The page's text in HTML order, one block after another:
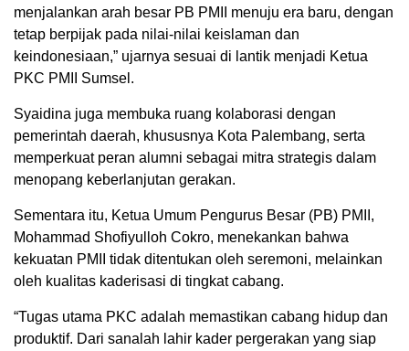
menjalankan arah besar PB PMII menuju era baru, dengan
tetap berpijak pada nilai-nilai keislaman dan
keindonesiaan,” ujarnya sesuai di lantik menjadi Ketua
PKC PMII Sumsel.
Syaidina juga membuka ruang kolaborasi dengan
pemerintah daerah, khususnya Kota Palembang, serta
memperkuat peran alumni sebagai mitra strategis dalam
menopang keberlanjutan gerakan.
Sementara itu, Ketua Umum Pengurus Besar (PB) PMII,
Mohammad Shofiyulloh Cokro, menekankan bahwa
kekuatan PMII tidak ditentukan oleh seremoni, melainkan
oleh kualitas kaderisasi di tingkat cabang.
“Tugas utama PKC adalah memastikan cabang hidup dan
produktif. Dari sanalah lahir kader pergerakan yang siap